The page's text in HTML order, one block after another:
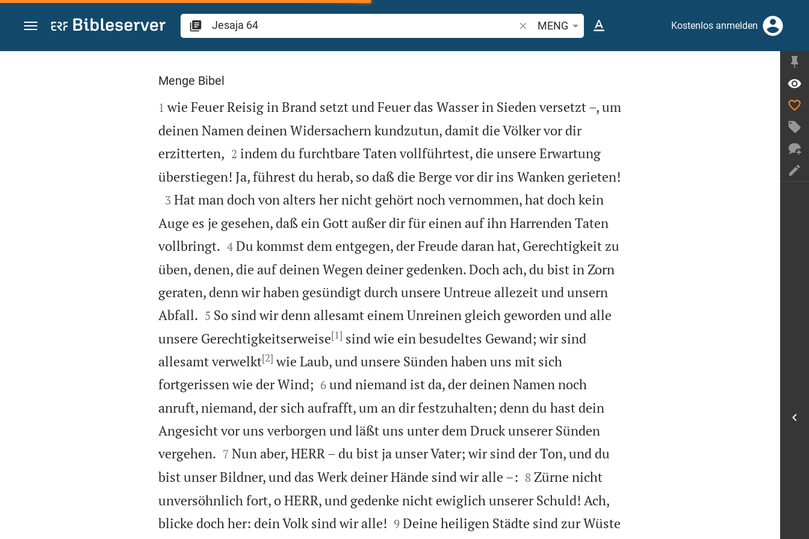
Zum Inhalt springen
Bibelstelle oder Begriff suchen
MENG Kostenlos anmelden
Jesaja 64
Menge Bibel

1 wie Feuer Reisig in Brand setzt und Feuer das Wasser in Sieden versetzt –, um
deinen Namen deinen Widersachern kundzutun, damit die Völker vor dir
erzitterten,
2 indem du furchtbare Taten vollführtest, die unsere Erwartung
überstiegen! Ja, führest du herab, so daß die Berge vor dir ins Wanken gerieten!

3 Hat man doch von alters her nicht gehört noch vernommen, hat doch kein
Auge es je gesehen, daß ein Gott außer dir für einen auf ihn Harrenden Taten
vollbringt.
4 Du kommst dem entgegen, der Freude daran hat, Gerechtigkeit zu
üben, denen, die auf deinen Wegen deiner gedenken. Doch ach, du bist in Zorn
geraten, denn wir haben gesündigt durch unsere Untreue allezeit und unsern
Abfall.
5 So sind wir denn allesamt einem Unreinen gleich geworden und alle
unsere Gerechtigkeitserweise[1] sind wie ein besudeltes Gewand; wir sind
allesamt verwelkt[2] wie Laub, und unsere Sünden haben uns mit sich
fortgerissen wie der Wind;
6 und niemand ist da, der deinen Namen noch
anruft, niemand, der sich aufrafft, um an dir festzuhalten; denn du hast dein
Angesicht vor uns verborgen und läßt uns unter dem Druck unserer Sünden
vergehen.
7 Nun aber, HERR – du bist ja unser Vater; wir sind der Ton, und du
bist unser Bildner, und das Werk deiner Hände sind wir alle –:
8 Zürne nicht
unversöhnlich fort, o HERR, und gedenke nicht ewiglich unserer Schuld! Ach,
blicke doch her: dein Volk sind wir alle!
9 Deine heiligen Städte sind zur Wüste